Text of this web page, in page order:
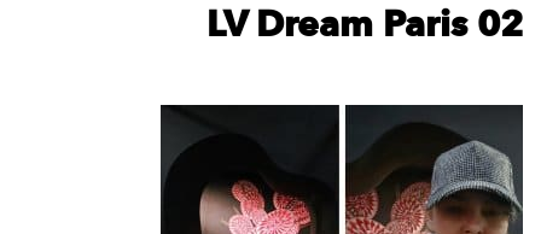
LV Dream Paris 02